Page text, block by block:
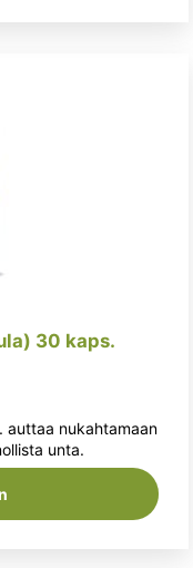
30 kaps.
auttaa nukahtamaan
unta.